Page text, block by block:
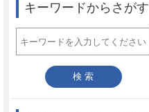
キーワードからさがす